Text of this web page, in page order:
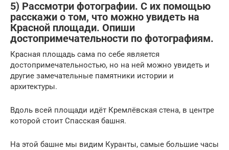
5) Рассмотри фотографии. С их помощью
расскажи о том, что можно увидеть на
Красной площади. Опиши
достопримечательности по фотографиям.
Красная площадь сама по себе является
достопримечательностью, но на ней можно увидеть и
другие замечательные памятники истории и
архитектуры.
Вдоль всей площади идёт Кремлёвская стена, в центре
которой стоит Спасская башня.
На этой башне мы видим Куранты, самые большие часы